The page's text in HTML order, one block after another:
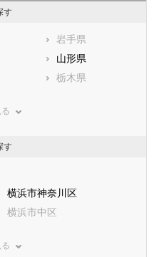
す
岩手県
山形県
栃木県
大阪府
す
横浜市神奈川区
横浜市中区
横浜市金沢区